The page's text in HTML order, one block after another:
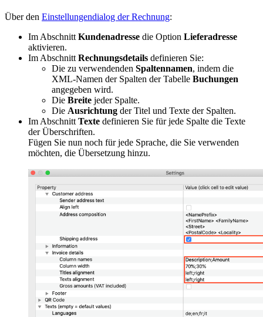
Über den Einstellungendialog der Rechnung:
Im Abschnitt Kundenadresse die Option Lieferadresse
aktivieren.
Im Abschnitt Rechnungsdetails definieren Sie:
Die zu verwendenden Spaltennamen, indem die
XML-Namen der Spalten der Tabelle Buchungen
angegeben wird.
Die Breite jeder Spalte.
Die Ausrichtung der Titel und Texte der Spalten.
Im Abschnitt Texte definieren Sie für jede Spalte die Texte
der Überschriften.
Fügen Sie nun noch für jede Sprache, die Sie verwenden
möchten, die Übersetzung hinzu.